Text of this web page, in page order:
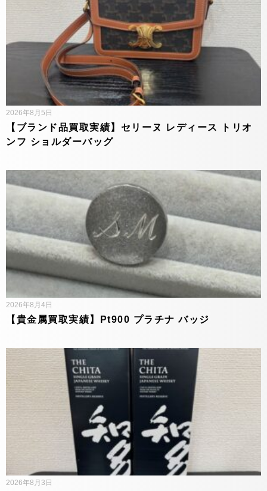
【ブランド品買取実績】セリーヌ レディース トリオ
ンフ ショルダーバッグ
2026年8月5日
【貴金属買取実績】Pt900 プラチナ バッジ
2026年8月4日
2026年8月3日